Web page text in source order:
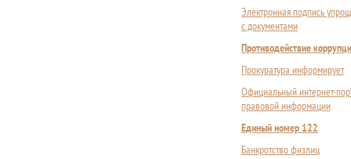
Электронная подпись
с документами
Противодействие
Прокуратура информирует
Официальный интернет-
правовой информации
Единый номер 122
Банкротство физлиц